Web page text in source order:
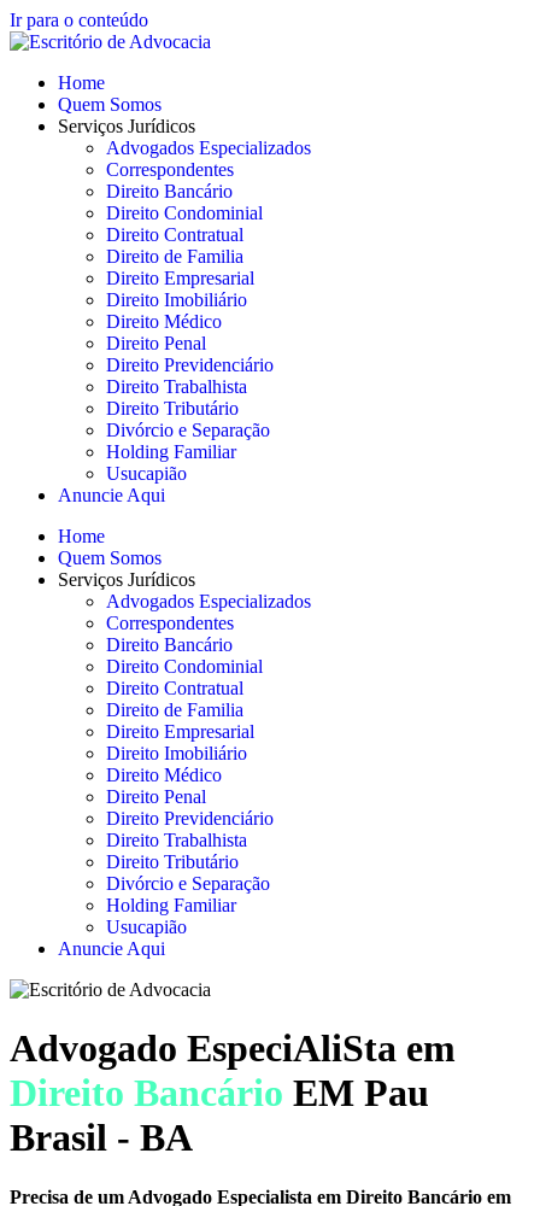
Ir para o conteúdo
Home
Quem Somos
Serviços Jurídicos
Advogados Especializados
Correspondentes
Direito Bancário
Direito Condominial
Direito Contratual
Direito de Familia
Direito Empresarial
Direito Imobiliário
Direito Médico
Direito Penal
Direito Previdenciário
Direito Trabalhista
Direito Tributário
Divórcio e Separação
Holding Familiar
Usucapião
Anuncie Aqui
Home
Quem Somos
Serviços Jurídicos
Advogados Especializados
Correspondentes
Direito Bancário
Direito Condominial
Direito Contratual
Direito de Familia
Direito Empresarial
Direito Imobiliário
Direito Médico
Direito Penal
Direito Previdenciário
Direito Trabalhista
Direito Tributário
Divórcio e Separação
Holding Familiar
Usucapião
Anuncie Aqui
Advogado EspeciAliSta em
Direito Bancário EM Pau
Brasil - BA
Precisa de um Advogado Especialista em Direito Bancário em